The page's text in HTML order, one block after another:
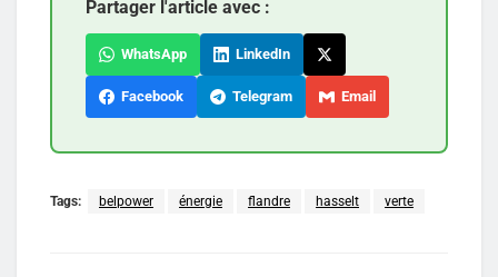
Partager l'article avec :
WhatsApp LinkedIn
Facebook Telegram Email
Tags: belpower énergie flandre hasselt verte